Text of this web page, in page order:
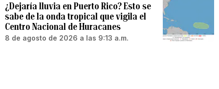
¿Dejaría lluvia en Puerto Rico? Esto se
sabe de la onda tropical que vigila el
Centro Nacional de Huracanes
8 de agosto de 2026 a las 9:13 a.m.